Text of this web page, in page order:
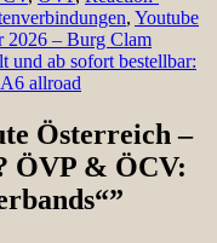
, Youtube
2026 – Burg Clam
und ab sofort bestellbar:
allroad
Österreich –
ÖVP & ÖCV:
”